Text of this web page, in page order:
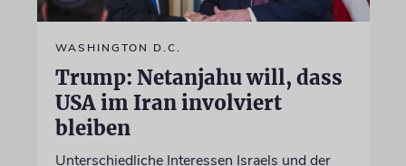
WASHINGTON D.C.
Trump: Netanjahu will, dass
USA im Iran involviert
bleiben
Unterschiedliche Interessen Israels und der